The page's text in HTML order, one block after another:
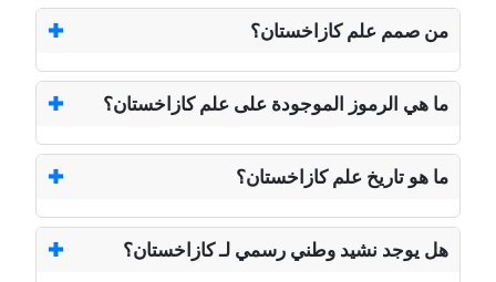
من صمم علم كازاخستان؟
ما هي الرموز الموجودة على علم كازاخستان؟
ما هو تاريخ علم كازاخستان؟
هل يوجد نشيد وطني رسمي لـ كازاخستان؟